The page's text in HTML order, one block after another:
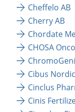
Cheffelo AB
Cherry AB
Chordate
CHOSA
Cibus
Cinclus
Cinis